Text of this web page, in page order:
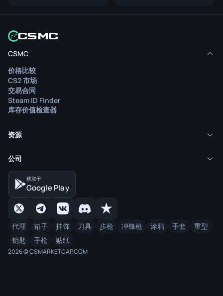
CSMC
价格比较
CS2 市场
交易合同
Steam ID Finder
库存价值检查器
资源
公司
获取于
Google Play
代理 箱子 挂饰 刀具 步枪 冲锋枪 涂鸦 手套
重型
钥匙
手枪 贴纸
2026 © CSMARKETCAP.COM